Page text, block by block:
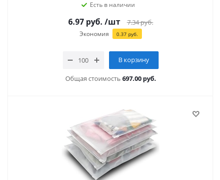
Есть в наличии
6.97руб. /шт 7.34руб.
Экономия 0.37руб.
В корзину
Общая стоимость 697.00 руб.